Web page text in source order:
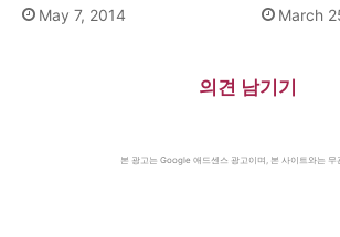
May 7, 2014 March
의견 남기기
본 광고는 Google 애드센스 광고이며, 본 사이트와는 무